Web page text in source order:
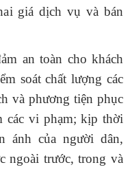
giá dịch vụ và bán
an toàn cho khách
soát chất lượng các
và phương tiện phục
các vi phạm; kịp thời
ánh của người dân,
ngoài trước, trong và